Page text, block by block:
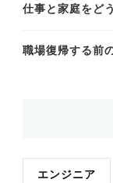
仕事と家庭をど
職場復帰する前
エンジニア